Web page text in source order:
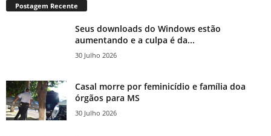
Postagem Recente
Seus downloads do Windows estão
aumentando e a culpa é da...
30 Julho 2026
Casal morre por feminicídio e família doa
órgãos para MS
30 Julho 2026